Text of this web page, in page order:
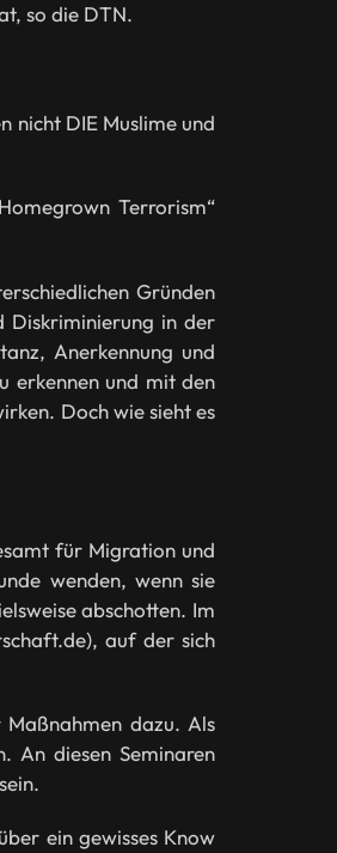
so die DTN.
nicht DIE Muslime und
Terrorism“
Gründen
Diskriminierung in der
Anerkennung und
erkennen und mit den
Doch wie sieht es
für Migration und
wenden, wenn sie
abschotten. Im
auf der sich
dazu. Als
An diesen Seminaren
ein gewisses Know